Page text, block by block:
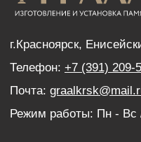
Дистанционный заказ памятника
Наши работы
Оптовым покупателям
Акции
Политика конфиденциальности